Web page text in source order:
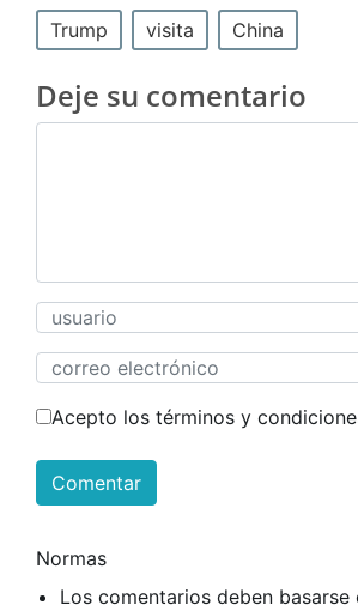
Trump visita China
Deje su comentario
Acepto los términos y
Comentar
Normas
Los comentarios deben basarse